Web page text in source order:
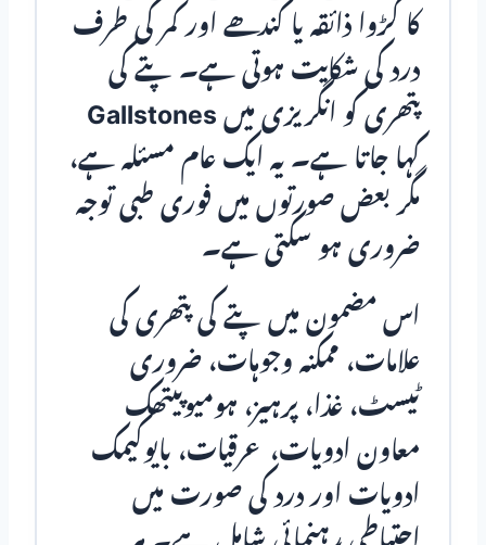
کا کڑوا ذائقہ یا کندھے اور کمر کی طرف
درد کی شکایت ہوتی ہے۔ پتے کی
پتھری کو انگریزی میں Gallstones
کہا جاتا ہے۔ یہ ایک عام مسئلہ ہے،
مگر بعض صورتوں میں فوری طبی توجہ
ضروری ہو سکتی ہے۔
اس مضمون میں پتے کی پتھری کی
علامات، ممکنہ وجوہات، ضروری
ٹیسٹ، غذا، پرہیز، ہومیوپیتھک
معاون ادویات، عرقیات، بایوکیمک
ادویات اور درد کی صورت میں